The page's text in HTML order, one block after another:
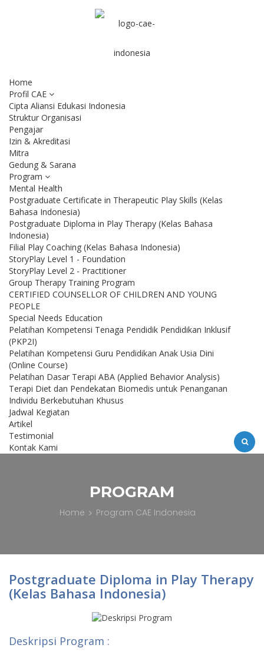
Home
Profil CAE
Cipta Aliansi Edukasi Indonesia
Struktur Organisasi
Pengajar
Izin & Akreditasi
Mitra
Gedung & Sarana
Program
Mental Health
Postgraduate Certificate in Therapeutic Play Skills (Kelas
Bahasa Indonesia)
Postgraduate Diploma in Play Therapy (Kelas Bahasa
Indonesia)
Filial Play Coaching (Kelas Bahasa Indonesia)
StoryPlay Level 1 - Foundation
StoryPlay Level 2 - Practitioner
Group Therapy Training Program
CERTIFIED COUNSELLOR OF CHILDREN AND YOUNG
PEOPLE
Special Needs Education
Pelatihan Kompetensi Tenaga Pendidik Pendidikan Inklusif
(PKP2I)
Pelatihan Kompetensi Guru Pendidikan Anak Usia Dini
(Online Course)
Pelatihan Dasar Terapi ABA (Applied Behavior Analysis)
Terapi Diet dan Pendekatan Biomedis untuk Penanganan
Individu Berkebutuhan Khusus
Jadwal Kegiatan
Artikel
Testimonial
Kontak Kami
PROGRAM
Home Program CAE Indonesia
Postgraduate Diploma in Play Therapy
(Kelas Bahasa Indonesia)
Deskripsi Program :